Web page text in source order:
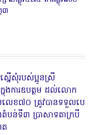
៣
នើសុំរបស់ប្អូនស្រី
នុងការឧបត្ថម ដល់លោក
ខ៧០ ត្រូវបានទទួលបេ
តំបន់ទី៣ ប្រាសាទតាក្របី
ត